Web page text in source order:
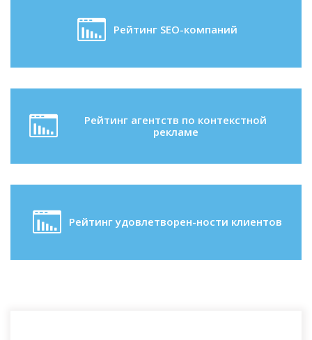
Рейтинг SEO-компаний
Рейтинг агентств по контекстной
рекламе
Рейтинг удовлетворен-ности клиентов